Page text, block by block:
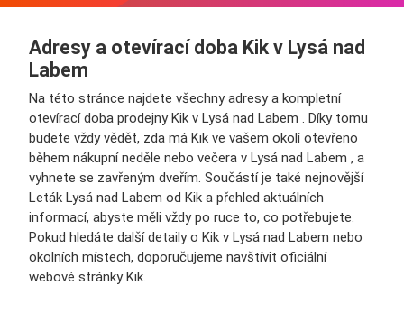
Adresy a otevírací doba Kik v Lysá nad
Labem
Na této stránce najdete všechny adresy a kompletní
otevírací doba prodejny Kik v Lysá nad Labem . Díky tomu
budete vždy vědět, zda má Kik ve vašem okolí otevřeno
během nákupní neděle nebo večera v Lysá nad Labem , a
vyhnete se zavřeným dveřím. Součástí je také nejnovější
Leták Lysá nad Labem od Kik a přehled aktuálních
informací, abyste měli vždy po ruce to, co potřebujete.
Pokud hledáte další detaily o Kik v Lysá nad Labem nebo
okolních místech, doporučujeme navštívit oficiální
webové stránky Kik.